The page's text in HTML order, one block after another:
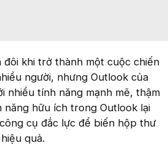
đôi khi trở thành một cuộc chiến
người, nhưng Outlook của
nhiều tính năng mạnh mẽ, thậm
hữu ích trong Outlook lại
cụ đắc lực để biến hộp thư
quả.